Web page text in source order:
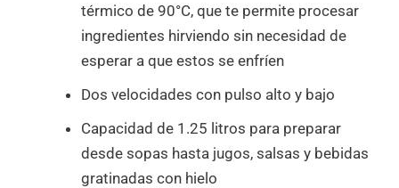
térmico de 90°C, que te permite procesar
ingredientes hirviendo sin necesidad de
esperar a que estos se enfríen
Dos velocidades con pulso alto y bajo
Capacidad de 1.25 litros para preparar
desde sopas hasta jugos, salsas y bebidas
gratinadas con hielo